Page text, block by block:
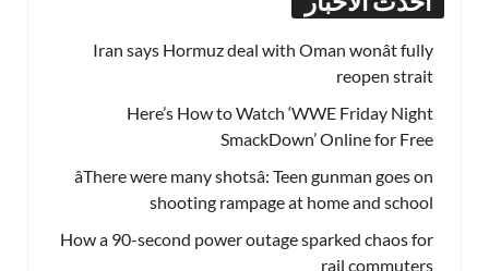
Iran says Hormuz deal with Oman wonât fully
reopen strait
Here’s How to Watch ‘WWE Friday Night
SmackDown’ Online for Free
âThere were many shotsâ: Teen gunman goes on
shooting rampage at home and school
How a 90-second power outage sparked chaos for
rail commuters